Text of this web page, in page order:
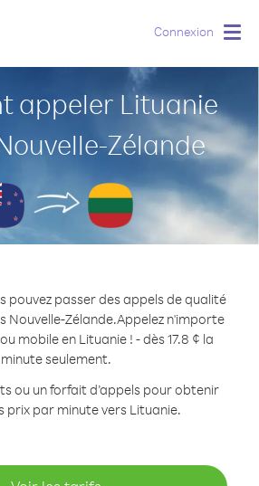
Connexion
appeler Lituanie
Zélande
pouvez passer des appels de qualité
Nouvelle-Zélande.Appelez n'importe
mobile en Lituanie ! - dès 17.8 ¢ la
minute seulement.
ou un forfait d’appels pour obtenir
prix par minute vers Lituanie.